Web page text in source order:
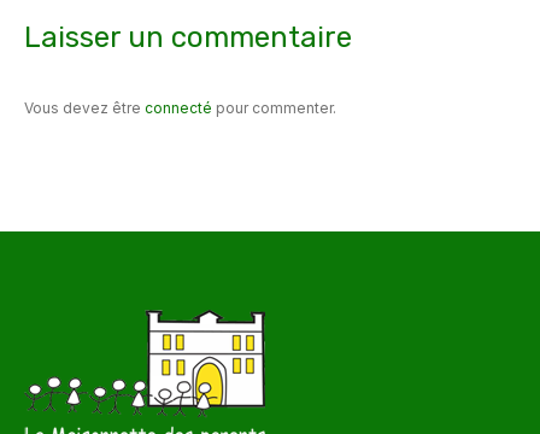
Laisser un commentaire
Vous devez être connecté pour commenter.